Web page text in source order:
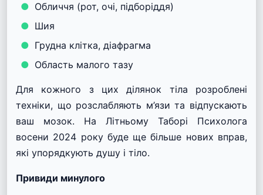
Обличчя (рот, очі, підборіддя)
Шия
Грудна клітка, діафрагма
Область малого тазу
Для кожного з цих ділянок тіла розроблені
техніки, що розслабляють м’язи та відпускають
ваш мозок. На Літньому Таборі Психолога
восени 2024 року буде ще більше нових вправ,
які упорядкують душу і тіло.
Привиди минулого